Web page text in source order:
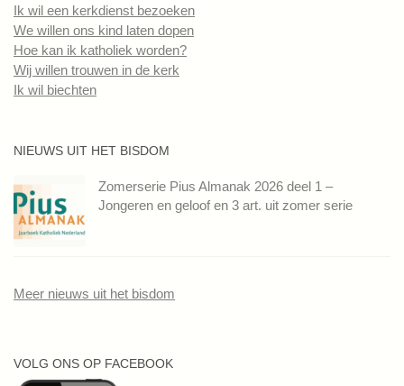
Ik wil een kerkdienst bezoeken
We willen ons kind laten dopen
Hoe kan ik katholiek worden?
Wij willen trouwen in de kerk
Ik wil biechten
NIEUWS UIT HET BISDOM
Zomerserie Pius Almanak 2026 deel 1 –
Jongeren en geloof en 3 art. uit zomer serie
Meer nieuws uit het bisdom
VOLG ONS OP FACEBOOK